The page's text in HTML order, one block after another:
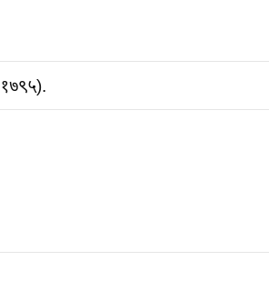
१७९५).